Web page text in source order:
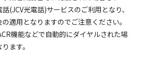
(JCV光電話)サービスのご利用となり、
適用となりますのでご注意ください。
機能などで自動的にダイヤルされた場
ます。